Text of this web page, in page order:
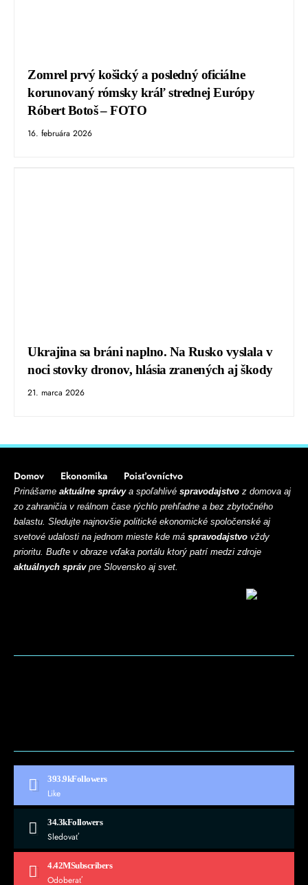
Zomrel prvý košický a posledný oficiálne
korunovaný rómsky kráľ strednej Európy
Róbert Botoš – FOTO
16. februára 2026
Ukrajina sa bráni naplno. Na Rusko vyslala v
noci stovky dronov, hlásia zranených aj škody
21. marca 2026
Domov Ekonomika Poisťovníctvo
Prinášame aktuálne správya spoľahlivé spravodajstvo z domova aj
zo zahraničia v reálnom čase rýchlo prehľadne a bez zbytočného
balastu. Sledujte najnovšie politické ekonomické spoločenské aj
svetové udalosti na jednom mieste kde má spravodajstvo vždy
prioritu. Buďte v obraze vďaka portálu ktorý patrí medzi zdroje
aktuálnych správpre Slovensko aj svet.
393.9kFollowers
Like
34.3kFollowers
Sledovať
4.42MSubscribers
Odoberať